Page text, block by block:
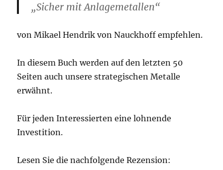
„Sicher mit Anlagemetallen“
von Mikael Hendrik von Nauckhoff empfehlen.
In diesem Buch werden auf den letzten 50
Seiten auch unsere strategischen Metalle
erwähnt.
Für jeden Interessierten eine lohnende
Investition.
Lesen Sie die nachfolgende Rezension: